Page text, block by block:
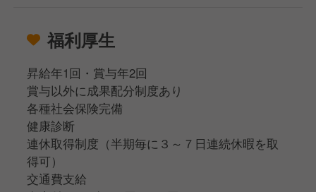
福利厚生
昇給年1回・賞与年2回
賞与以外に成果配分制度あり
各種社会保険完備
健康診断
連休取得制度（半期毎に３～７日連続休暇を取
得可）
交通費支給